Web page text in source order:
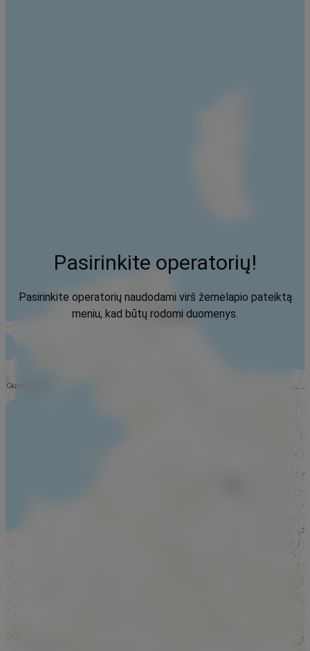
Pasirinkite operatorių!
Pasirinkite operatorių naudodami virš žemėlapio pateiktą
meniu, kad būtų rodomi duomenys.